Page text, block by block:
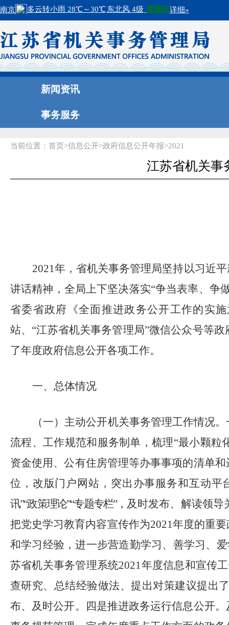
新闻资讯
事务服务
当前位置： 首页>信息公开>政府信息公开年报>2021
江苏省机关事
2021年，省机关事务管理局坚持以习近
讲话精神，全局上下坚决落实“争当表率、争
省委省政府《全面推进政务公开工作的实
站、“江苏省机关事务管理局”微信公众号等
了年度政府信息公开各项工作。
一、总体情况
（一）主动公开机关事务管理工作情况。
流程、工作规范和服务制单，梳理“最小颗粒
资金使用、公有住房管理等办事事项的清单
位，改版门户网站，突出办事服务和互动
讯”“政策理论”“专题专栏”， 及时发布、解读领导
把党史学习教育内容宣传作为2021年度的重
和学习经验，进一步营造勤学习、善学习、
苏省机关事务管理系统2021年度信息和宣传
查研究、总结经验做法、提出对策建议提出
布、及时公开。 四是推进政务运行信息公开